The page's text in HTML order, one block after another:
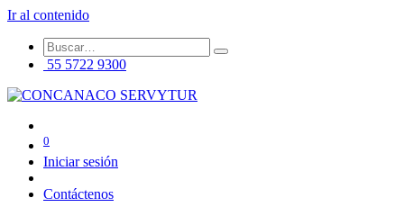
Ir al contenido
55 5722 9300
0
Iniciar sesión
Contáctenos